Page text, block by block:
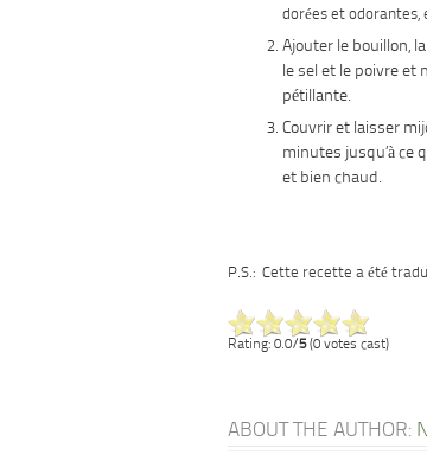
dorées et odorantes,
Ajouter le bouillon,
le sel et le poivre et
pétillante.
Couvrir et laisser
minutes jusqu’à ce
et bien chaud.
P.S.: Cette recette a été
Rating: 0.0/5(0 votes cast)
ABOUT THE AUTHOR: